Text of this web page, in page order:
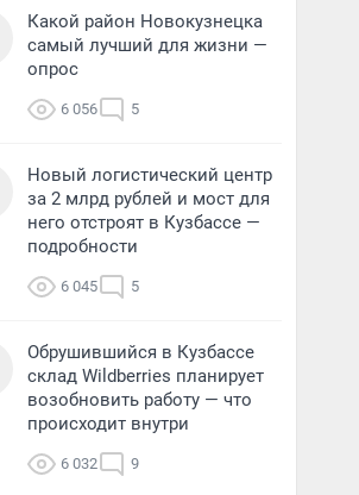
Какой район Новокузнецка
самый лучший для жизни —
опрос
6 056 5
Новый логистический центр
за 2 млрд рублей и мост для
него отстроят в Кузбассе —
подробности
6 045 5
Обрушившийся в Кузбассе
склад Wildberries планирует
возобновить работу — что
происходит внутри
6 032 9